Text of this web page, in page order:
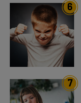
6
7